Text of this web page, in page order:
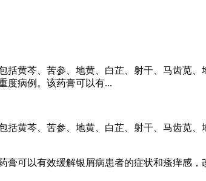
黄芩、苦参、地黄、白芷、射干、马齿苋
度病例。该药膏可以有...
黄芩、苦参、地黄、白芷、射干、马齿苋
可以有效缓解银屑病患者的症状和瘙痒感